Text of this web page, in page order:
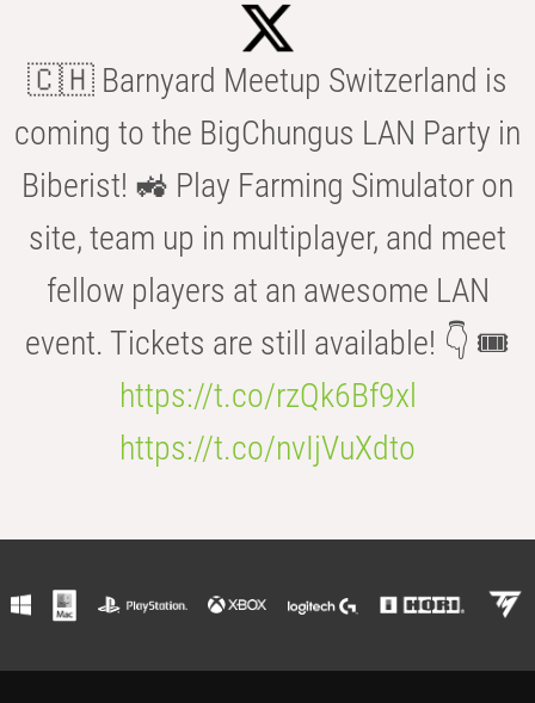
🇨🇭 Barnyard Meetup Switzerland is
coming to the BigChungus LAN Party in
Biberist! 🚜 Play Farming Simulator on
site, team up in multiplayer, and meet
fellow players at an awesome LAN
event. Tickets are still available! 👇 🎟️
https://t.co/rzQk6Bf9xl
https://t.co/nvIjVuXdto